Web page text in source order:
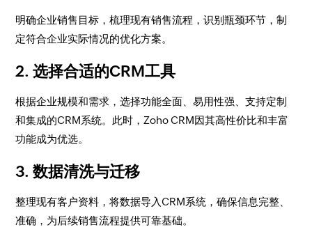
明确企业销售目标，梳理现有销售流程，识别瓶颈环节，制
定符合企业实际情况的优化方案。
2. 选择合适的CRM工具
根据企业规模和需求，选择功能全面、易用性强、支持定制
和集成的CRM系统。此时，Zoho CRM因其高性价比和丰富
功能成为优选。
3. 数据清洗与迁移
整理现有客户资料，将数据导入CRM系统，确保信息完整、
准确，为后续销售流程提供可靠基础。